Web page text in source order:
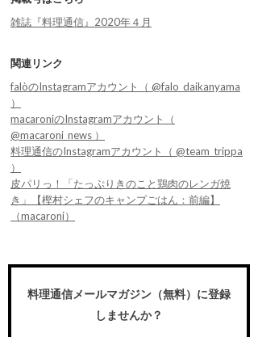
雑誌『料理通信』2020年４月
関連リンク
falòのInstagramアカウント（ @falo_daikanyama
）
macaroniのInstagramアカウント（
@macaroni_news ）
料理通信のInstagramアカウント（ @team_trippa
）
皮パリっ！「たっぷりきのこと鶏肉のレンガ焼
き」【樫村シェフのキャンプごはん：前編】
（macaroni）
料理通信メールマガジン（無料）に登録
しませんか？